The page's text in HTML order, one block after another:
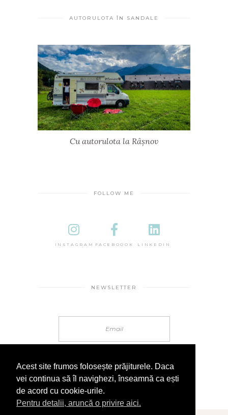
AUTORULOTA ÎN SANDALE
Cu autorulota la Râșnov
FOLLOW ME
INSTAGRAM FACEBOOOK LINKEDIN
NEWSLETTER
Acest site frumos folosește prăjiturele. Daca
vei continua să îl navighezi, înseamnă ca ești
de acord cu cookie-urile.
Pentru detalii, aruncă o privire aici.